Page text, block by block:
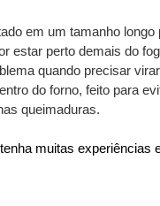
em um tamanho longo
estar perto demais do
quando precisar
do forno, feito para
queimaduras.
muitas experiências